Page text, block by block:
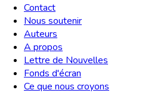
Contact
Nous soutenir
Auteurs
A propos
Lettre de Nouvelles
Fonds d'écran
Ce que nous croyons